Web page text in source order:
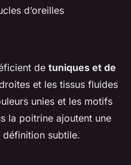
d’oreilles
de tuniques et de
et les tissus fluides
unies et les motifs
la poitrine ajoutent une
subtile.